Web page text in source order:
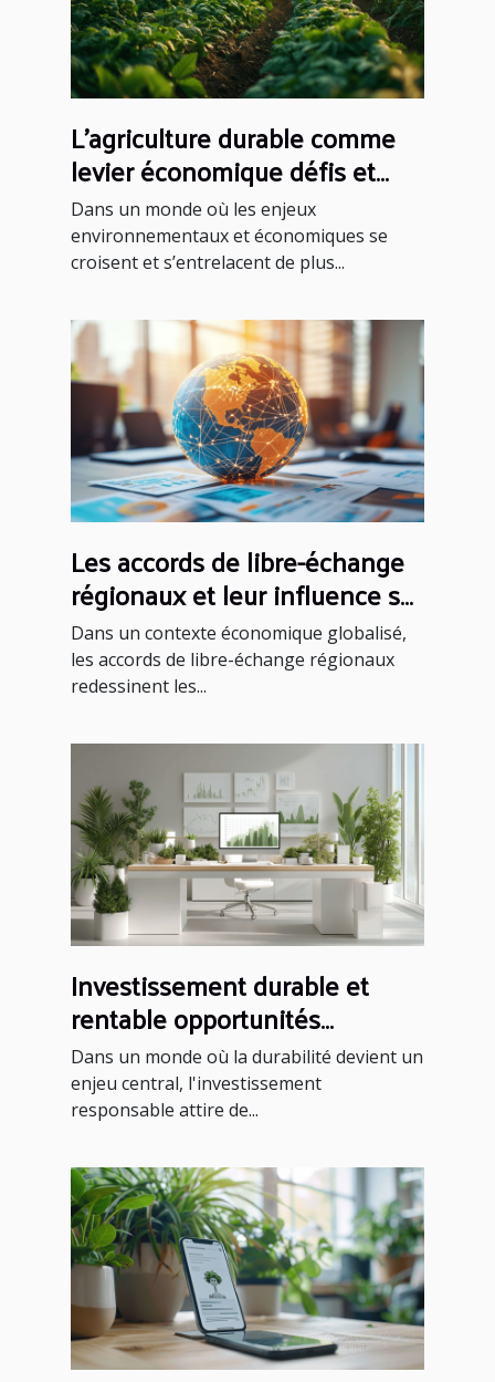
L'agriculture durable comme
levier économique défis et
solutions pour les agriculteurs
français
Dans un monde où les enjeux
environnementaux et économiques se
croisent et s’entrelacent de plus...
Les accords de libre-échange
régionaux et leur influence sur
les PME
Dans un contexte économique globalisé,
les accords de libre-échange régionaux
redessinent les...
Investissement durable et
rentable opportunités
méconnues en 2023
Dans un monde où la durabilité devient un
enjeu central, l'investissement
responsable attire de...